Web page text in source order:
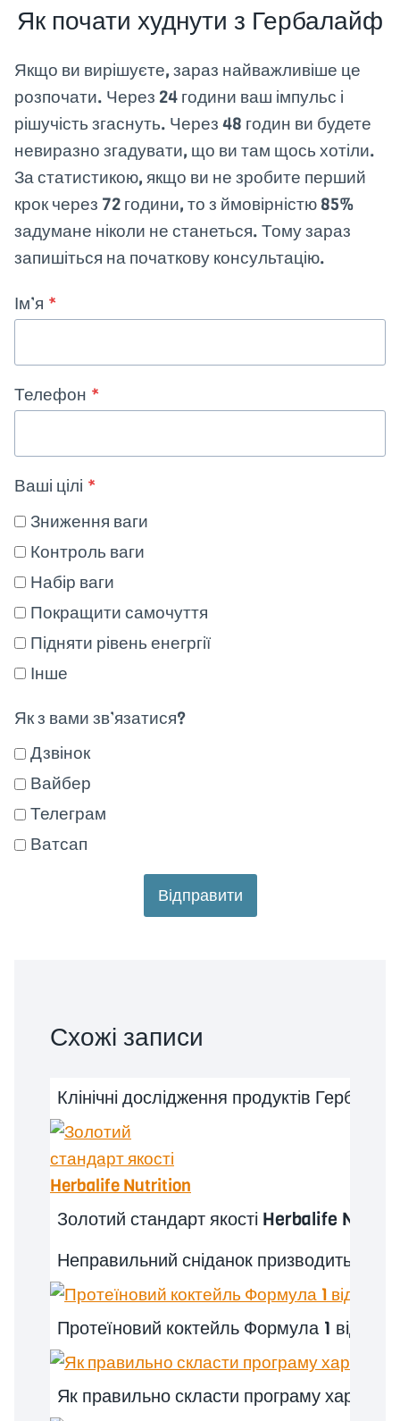
Як почати худнути з Гербалайф
Якщо ви вирішуєте, зараз найважливіше це
розпочати. Через 24 години ваш імпульс і
рішучість згаснуть. Через 48 годин ви будете
невиразно згадувати, що ви там щось хотіли.
За статистикою, якщо ви не зробите перший
крок через 72 години, то з ймовірністю 85%
задумане ніколи не станеться. Тому зараз
запишіться на початкову консультацію.
Ім’я *
Телефон *
Ваші цілі *
Зниження ваги
Контроль ваги
Набір ваги
Покращити самочуття
Підняти рівень енегргії
Інше
Як з вами зв’язатися?
Дзвінок
Вайбер
Телеграм
Ватсап
Відправити
Схожі записи
Клінічні дослідження продуктів
Золотий стандарт якості Herbalife
Неправильний сніданок призводить до
Протеїновий коктейль Формула 1 від
Як правильно скласти програму